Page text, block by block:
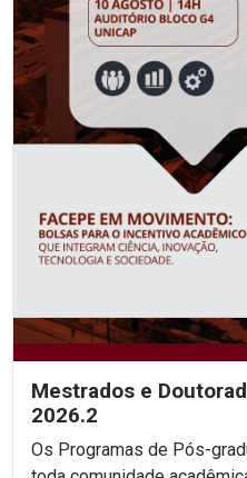
Mestrados e
2026.2
Os Programas de Pós-